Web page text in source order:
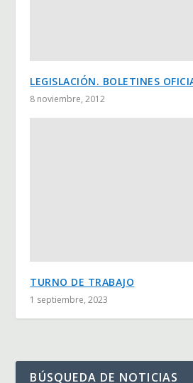
LEGISLACIÓN. BOLETINES
8 noviembre, 2012
TURNO DE TRABAJO
1 septiembre, 2023
BÚSQUEDA DE NOTICIAS